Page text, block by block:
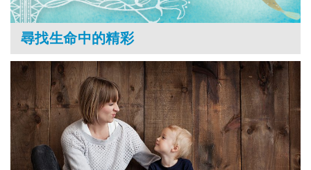
尋找生命中的精彩